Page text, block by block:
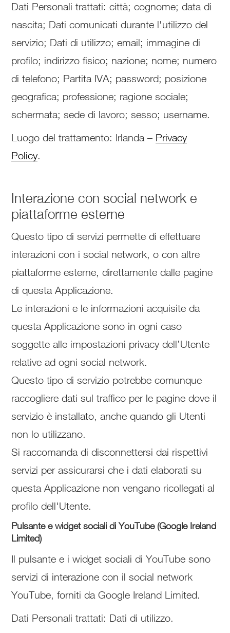
Dati Personali trattati: città; cognome; data di
nascita; Dati comunicati durante l'utilizzo del
servizio; Dati di utilizzo; email; immagine di
profilo; indirizzo fisico; nazione; nome; numero
di telefono; Partita IVA; password; posizione
geografica; professione; ragione sociale;
schermata; sede di lavoro; sesso; username.
Luogo del trattamento: Irlanda – Privacy
Policy.
Interazione con social network e
piattaforme esterne
Questo tipo di servizi permette di effettuare
interazioni con i social network, o con altre
piattaforme esterne, direttamente dalle pagine
di questa Applicazione.
Le interazioni e le informazioni acquisite da
questa Applicazione sono in ogni caso
soggette alle impostazioni privacy dell’Utente
relative ad ogni social network.
Questo tipo di servizio potrebbe comunque
raccogliere dati sul traffico per le pagine dove il
servizio è installato, anche quando gli Utenti
non lo utilizzano.
Si raccomanda di disconnettersi dai rispettivi
servizi per assicurarsi che i dati elaborati su
questa Applicazione non vengano ricollegati al
profilo dell'Utente.
Pulsante e widget sociali di YouTube (Google Ireland
Limited)
Il pulsante e i widget sociali di YouTube sono
servizi di interazione con il social network
YouTube, forniti da Google Ireland Limited.
Dati Personali trattati: Dati di utilizzo.